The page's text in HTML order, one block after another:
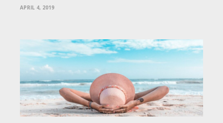
APRIL 4, 2019